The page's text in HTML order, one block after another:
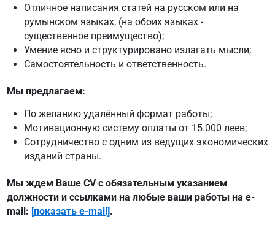
Отличное написания статей на русском или на
румынском языках, (на обоих языках -
существенное преимущество);
Умение ясно и структурировано излагать мысли;
Самостоятельность и ответственность.
Мы предлагаем:
По желанию удалённый формат работы;
Мотивационную систему оплаты от 15.000 леев;
Сотрудничество с одним из ведущих экономических
изданий страны.
Мы ждем Ваше CV с обязательным указанием
должности и ссылками на любые ваши работы на e-
mail: [показать e-mail].